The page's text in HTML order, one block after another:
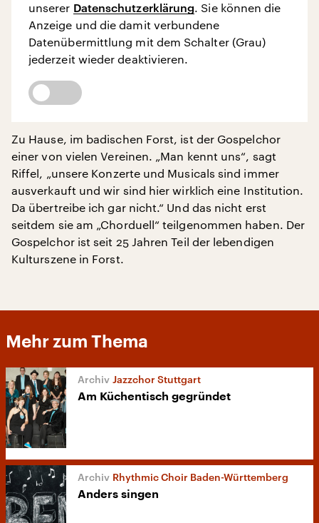
unserer Datenschutzerklärung. Sie können die
Anzeige und die damit verbundene
Datenübermittlung mit dem Schalter (Grau)
jederzeit wieder deaktivieren.
Zu Hause, im badischen Forst, ist der Gospelchor
einer von vielen Vereinen. „Man kennt uns“, sagt
Riffel, „unsere Konzerte und Musicals sind immer
ausverkauft und wir sind hier wirklich eine Institution.
Da übertreibe ich gar nicht.“ Und das nicht erst
seitdem sie am „Chorduell“ teilgenommen haben. Der
Gospelchor ist seit 25 Jahren Teil der lebendigen
Kulturszene in Forst.
Mehr zum Thema
Jazzchor Stuttgart
Am Küchentisch gegründet
Rhythmic Choir Baden-Württemberg
Anders singen